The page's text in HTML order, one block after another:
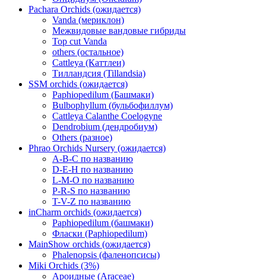
Pachara Orchids (ожидается)
Vanda (мериклон)
Межвидовые вандовые гибриды
Top cut Vanda
others (остальное)
Cattleya (Каттлеи)
Тилландсия (Tillandsia)
SSM orchids (ожидается)
Paphiopedilum (Башмаки)
Bulbophyllum (бульбофиллум)
Cattleya Calanthe Coelogyne
Dendrobium (дендробиум)
Others (разное)
Phrao Orchids Nursery (ожидается)
A-B-C по названию
D-E-H по названию
L-M-O по названию
P-R-S по названию
T-V-Z по названию
inCharm orchids (ожидается)
Paphiopedilum (башмаки)
Фласки (Paphiopedilum)
MainShow orchids (ожидается)
Phalenopsis (фаленопсисы)
Miki Orchids (3%)
Ароидные (Araceae)